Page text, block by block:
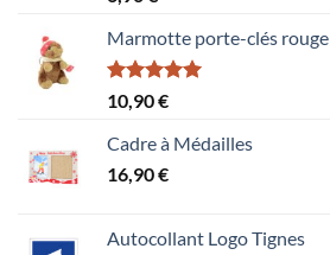
4.00
5Marmotte porte-clés rouge
Note5.00
sur 5
10,90€
Cadre à Médailles
16,90€
Autocollant Logo Tignes